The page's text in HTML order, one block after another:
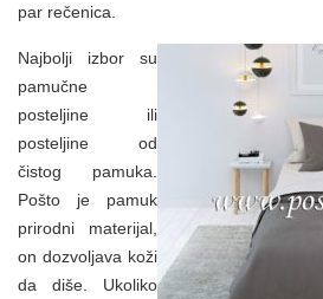
par rečenica.
Najbolji izbor su
pamučne
posteljine ili
posteljine od
čistog pamuka.
Pošto je pamuk
prirodni materijal,
on dozvoljava koži
da diše. Ukoliko